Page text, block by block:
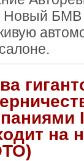
Новый
на